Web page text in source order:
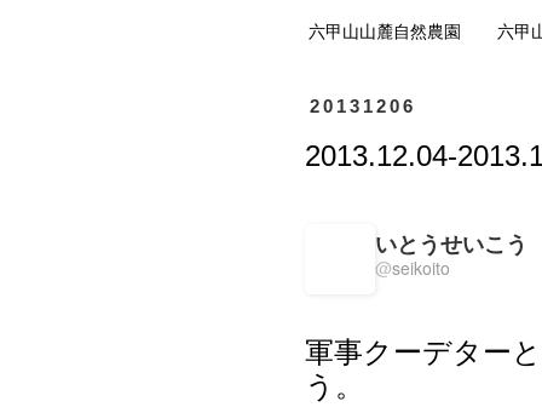
六甲山山麓自然農園 六甲
20131206
2013.12.04-
いとうせいこう
@seikoito
軍事クーデター
う。